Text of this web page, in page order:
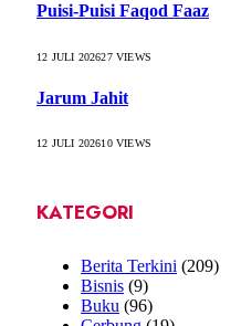
Puisi-Puisi Faqod Faaz
12 JULI 202627VIEWS
Jarum Jahit
12 JULI 202610VIEWS
KATEGORI
Berita Terkini (209)
Bisnis (9)
Buku (96)